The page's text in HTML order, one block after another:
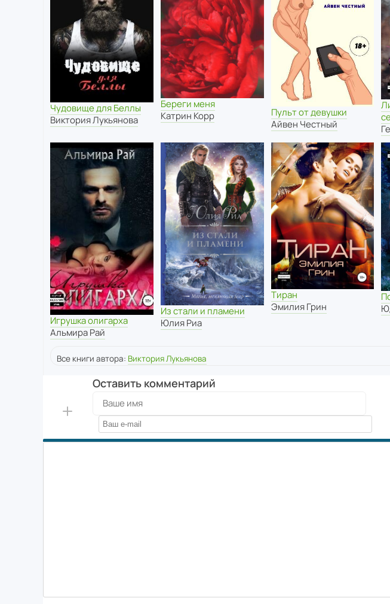
Чудовище для Беллы
Виктория Лукьянова
Береги меня
Катрин Корр
Пульт от девушки
Айвен Честный
Игрушка олигарха
Альмира Рай
Из стали и пламени
Юлия Риа
Тиран
Эмилия Грин
Все книги автора: Виктория Лукьянова
Оставить комментарий